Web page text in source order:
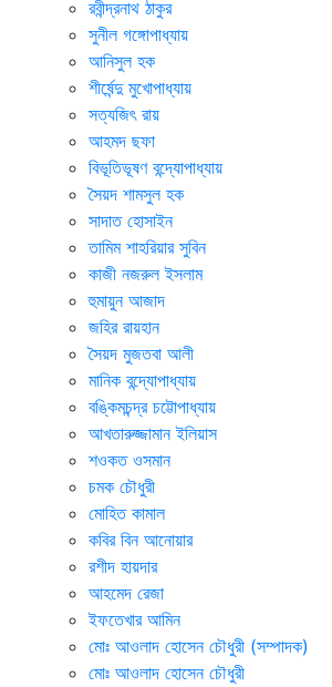
রবীন্দ্রনাথ ঠাকুর
সুনীল গঙ্গোপাধ্যায়
আনিসুল হক
শীর্ষেন্দু মুখোপাধ্যায়
সত্যজিৎ রায়
আহমদ ছফা
বিভূতিভূষণ বন্দ্যোপাধ্যায়
সৈয়দ শামসুল হক
সাদাত হোসাইন
তামিম শাহরিয়ার সুবিন
কাজী নজরুল ইসলাম
হুমায়ুন আজাদ
জহির রায়হান
সৈয়দ মুজতবা আলী
মানিক বন্দ্যোপাধ্যায়
বঙ্কিমচন্দ্র চট্টোপাধ্যায়
আখতারুজ্জামান ইলিয়াস
শওকত ওসমান
চমক চৌধুরী
মোহিত কামাল
কবির বিন আনোয়ার
রশীদ হায়দার
আহমেদ রেজা
ইফতেখার আমিন
মোঃ আওলাদ হোসেন চৌধুরী (সম্পাদক)
মোঃ আওলাদ হোসেন চৌধুরী